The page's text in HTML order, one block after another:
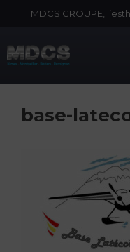
MDCS GROUPE,
base-